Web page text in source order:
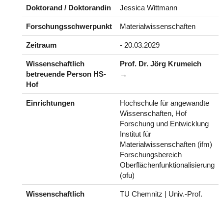
Doktorand / Doktorandin Jessica Wittmann
Forschungsschwerpunkt Materialwissenschaften
Zeitraum - 20.03.2029
Wissenschaftlich
betreuende Person HS-
Hof
Prof. Dr. Jörg Krumeich
Einrichtungen
Hochschule für angewandte
Wissenschaften, Hof
Forschung und Entwicklung
Institut für
Materialwissenschaften (ifm)
Forschungsbereich
Oberflächenfunktionalisierung
(ofu)
Wissenschaftlich
TU Chemnitz | Univ.-Prof.